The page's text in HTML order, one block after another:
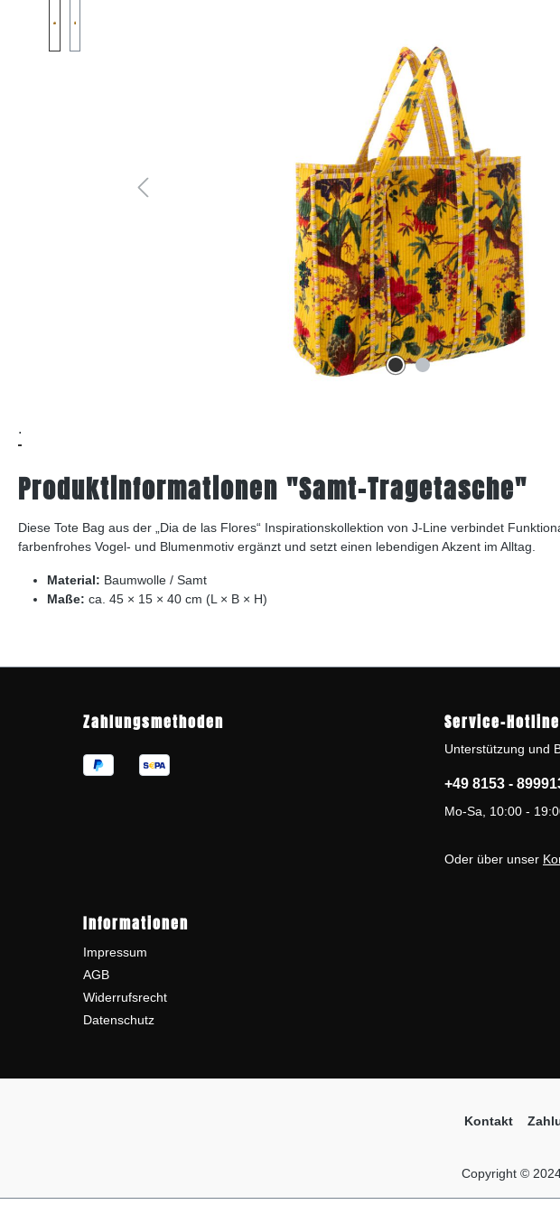
.
Produktinformationen "Samt-Tragetasche"
Diese Tote Bag aus der „Dia de las Flores“ Inspirationskollektion von J-Line verbindet
farbenfrohes Vogel- und Blumenmotiv ergänzt und setzt einen lebendigen Akzent im Alltag.
Material: Baumwolle / Samt
Maße: ca. 45 × 15 × 40 cm (L × B × H)
Zahlungsmethoden Service-Hotline
Unterstützung und
+49 8153 -
Mo-Sa, 10:00 -
Oder über unser
Informationen
Impressum
AGB
Widerrufsrecht
Datenschutz
Kontakt
Copyright ©